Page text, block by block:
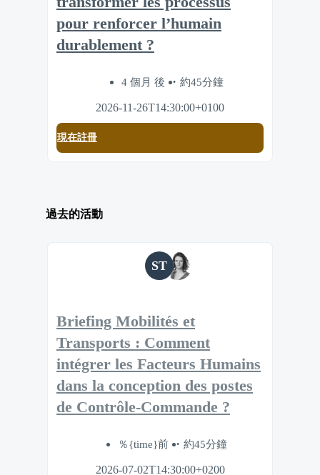
pour renforcer l’humain
durablement ?
4 個月 後 約45分鐘
2026-11-26T14:30:00+0100
現在註冊
過去的活動
ST
Briefing Mobilités et
Transports : Comment
intégrer les Facteurs Humains
dans la conception des postes
de Contrôle-Commande ?
％{time}前 約45分鐘
2026-07-02T14:30:00+0200